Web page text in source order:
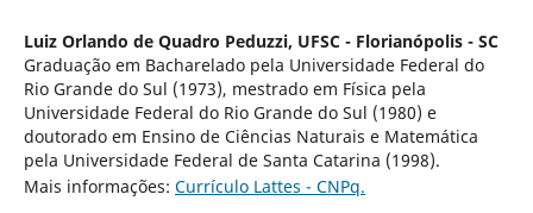
Luiz Orlando de Quadro Peduzzi, UFSC - Florianópolis - SC
Graduação em Bacharelado pela Universidade Federal do
Rio Grande do Sul (1973), mestrado em Física pela
Universidade Federal do Rio Grande do Sul (1980) e
doutorado em Ensino de Ciências Naturais e Matemática
pela Universidade Federal de Santa Catarina (1998).
Mais informações: Currículo Lattes - CNPq.